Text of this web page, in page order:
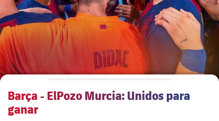
plusicon
más
Junta Directiva
Estructura ejecutiva
chevron-right
label.aria.chevronright
Órganos
plusicon
más
Más que un club
Masia 360
plusicon
más
Década a década
Barça - ElPozo Murcia: Unidos para
ganar